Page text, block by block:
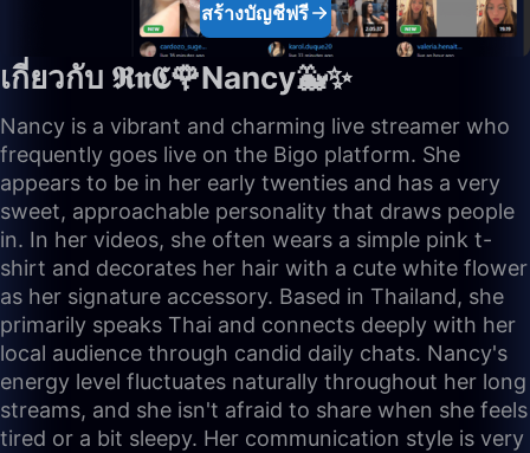
สร้างบัญชีฟรี
เกี่ยวกับ 𝕽𝖓𝕮🌹Nancy🐳✨
Nancy is a vibrant and charming live streamer who
frequently goes live on the Bigo platform. She
appears to be in her early twenties and has a very
sweet, approachable personality that draws people
in. In her videos, she often wears a simple pink t-
shirt and decorates her hair with a cute white flower
as her signature accessory. Based in Thailand, she
primarily speaks Thai and connects deeply with her
local audience through candid daily chats. Nancy's
energy level fluctuates naturally throughout her long
streams, and she isn't afraid to share when she feels
tired or a bit sleepy. Her communication style is very